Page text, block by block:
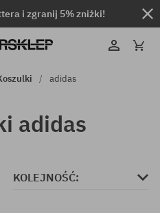
i zgranij 5% zniżki!
adidas
adidas
KOLEJNOŚĆ: